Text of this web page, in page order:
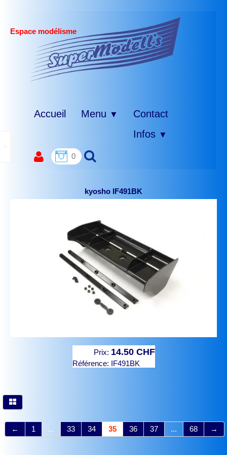
Espace modélisme
Accueil Menu ▼
Contact
Infos ▼
0
kyosho IF491BK
Prix: 14.50 CHF
Référence: IF491BK
← 1 ... 33 34 35 36 37 ... 68 →